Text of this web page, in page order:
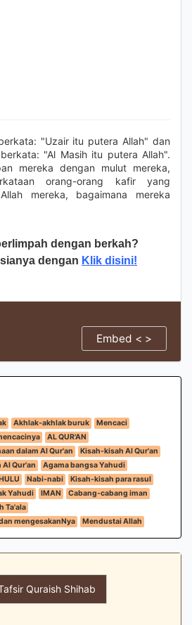
"Uzair itu putera Allah" dan
"Al Masih itu putera Allah".
mereka dengan mulut mereka,
orang-orang kafir yang
mereka, bagaimana mereka
dengan berkah?
dengan Klik disini!
Embed < >
Akhlak-akhlak buruk
Mencaci
AL QUR'AN
dalam Al Qur'an
Kisah-kisah Al Qur'an
Al Qur'an
Agama bangsa Yahudi
Nabi-nabi
Kisah-kisah para rasul
Yahudi IMAN
Cabang-cabang iman
Ta'ala
mengesakanNya
Mendustai Allah
Quraish Shihab